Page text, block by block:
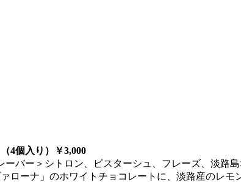
4個入り）￥3,000
ーバー＞シトロン、ピスターシュ、フレーズ、淡路
ローナ」のホワイトチョコレートに、淡路産のレ